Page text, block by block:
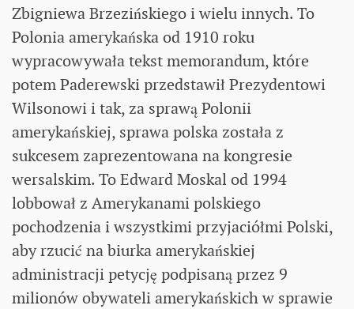
Zbigniewa Brzezińskiego i wielu innych. To
Polonia amerykańska od 1910 roku
wypracowywała tekst memorandum, które
potem Paderewski przedstawił Prezydentowi
Wilsonowi i tak, za sprawą Polonii
amerykańskiej, sprawa polska została z
sukcesem zaprezentowana na kongresie
wersalskim. To Edward Moskal od 1994
lobbował z Amerykanami polskiego
pochodzenia i wszystkimi przyjaciółmi Polski,
aby rzucić na biurka amerykańskiej
administracji petycję podpisaną przez 9
milionów obywateli amerykańskich w sprawie